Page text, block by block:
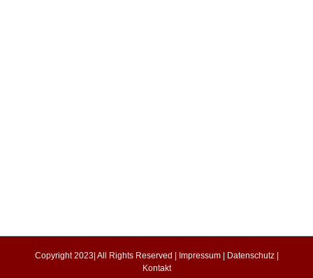
Copyright 2023| All Rights Reserved | Impressum| Datenschutz|
Kontakt